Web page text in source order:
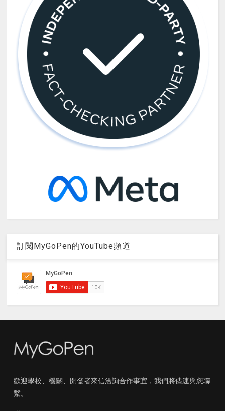
訂閱MyGoPen的YouTube頻道
歡迎學校、機關、開發者來信洽詢合作事宜，我們將儘速與您聯
繫。